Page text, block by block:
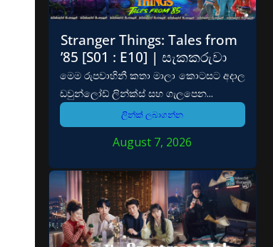
Stranger Things: Tales from
’85 [S01 : E10] | සැකකරුවා
මෙම රුපවාහිනී කතා මාලා කොටසට අදාල
ඩවුන්ලෝඩ් ලින්ක්ස් සහ ගැලපෙන...
ලින්ක් ලබාගන්න
August 7, 2026